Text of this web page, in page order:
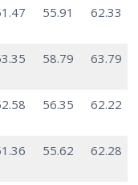
55.91 62.33
58.79 63.79
56.35 62.22
55.62 62.28